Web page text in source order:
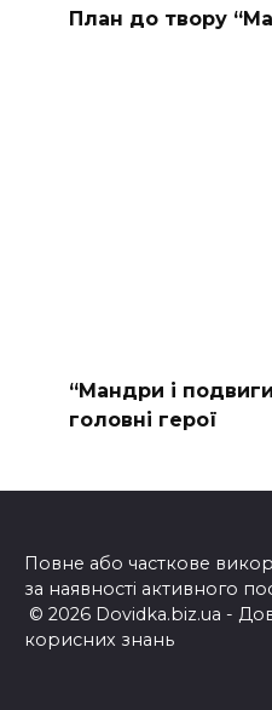
План до твору
“Мандри і
головні герої
Повне або часткове
за наявності активного
© 2026 Dovidka.biz.ua -
корисних знань